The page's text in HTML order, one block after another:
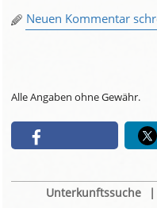
Neuen Kommentar
Alle Angaben ohne Gewähr.
Unterkunftssuche |